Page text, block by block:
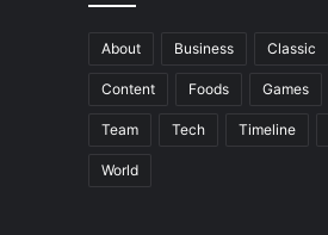
About Business Classic
Content Foods Games
Team Tech Timeline
World